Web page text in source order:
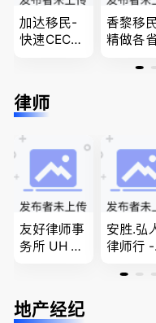
加达移民-
快速CEC&P
民上诉、家
庭团聚，特
商业移民，
名校申请
香黎移
精做各
签证,工
问题
律师
友好律师事
务所 UH LA
温哥华，公
司商业、收
安胜.弘
律师行 -
最大的
地产经纪